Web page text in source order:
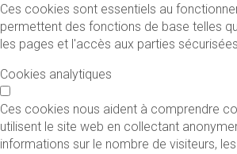
Ces cookies sont essentiels au
permettent des fonctions de base telles
les pages et l'accès aux parties
Cookies analytiques
Ces cookies nous aident à comprendre
utilisent le site web en collectant
informations sur le nombre de visiteurs,